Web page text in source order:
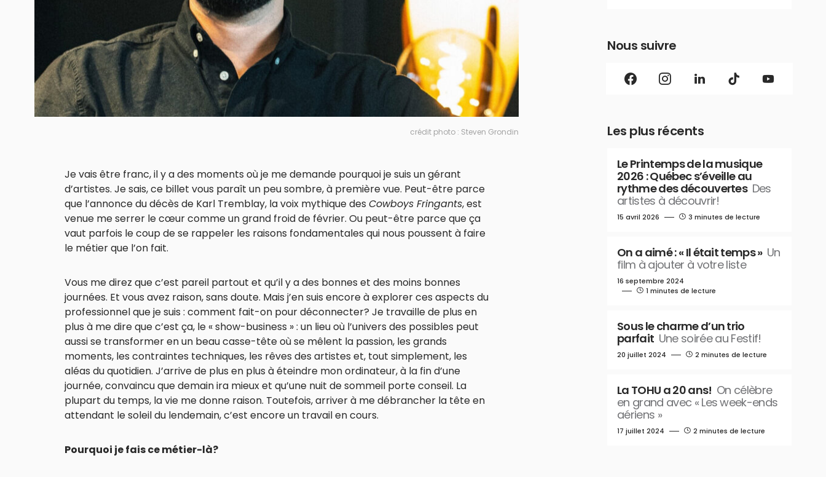
crédit photo : Steven Grondin
Je vais être franc, il y a des moments où je me demande pourquoi je suis un gérant
d’artistes. Je sais, ce billet vous paraît un peu sombre, à première vue. Peut-être parce
que l’annonce du décès de Karl Tremblay, la voix mythique des Cowboys Fringants, est
venue me serrer le cœur comme un grand froid de février. Ou peut-être parce que ça
vaut parfois le coup de se rappeler les raisons fondamentales qui nous poussent à faire
le métier que l’on fait.
Vous me direz que c’est pareil partout et qu’il y a des bonnes et des moins bonnes
journées. Et vous avez raison, sans doute. Mais j’en suis encore à explorer ces aspects du
professionnel que je suis : comment fait-on pour déconnecter? Je travaille de plus en
plus à me dire que c’est ça, le « show-business » : un lieu où l’univers des possibles peut
aussi se transformer en un beau casse-tête où se mêlent la passion, les grands
moments, les contraintes techniques, les rêves des artistes et, tout simplement, les
aléas du quotidien. J’arrive de plus en plus à éteindre mon ordinateur, à la fin d’une
journée, convaincu que demain ira mieux et qu’une nuit de sommeil porte conseil. La
plupart du temps, la vie me donne raison. Toutefois, arriver à me débrancher la tête en
attendant le soleil du lendemain, c’est encore un travail en cours.
Pourquoi je fais ce métier-là?
Nous suivre
Les plus récents
Le Printemps de la musique
2026 : Québec s’éveille au
rythme des découvertes Des
artistes à découvrir!
15 avril 2026 3 minutes de lecture
On a aimé : « Il était temps » Un
film à ajouter à votre liste
16 septembre 2024
1 minutes de lecture
Sous le charme d’un trio
parfait Une soirée au Festif!
20 juillet 2024 2 minutes de lecture
La TOHU a 20 ans! On célèbre
en grand avec « Les week-ends
aériens »
17 juillet 2024 2 minutes de lecture